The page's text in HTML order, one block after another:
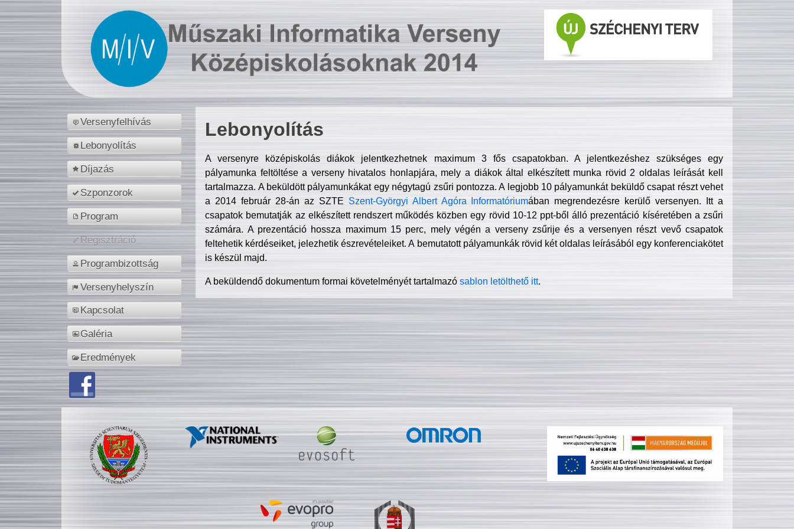
Versenyfelhívás
Lebonyolítás
Díjazás
Szponzorok
Program
Regisztráció
Programbizottság
Versenyhelyszín
Kapcsolat
Galéria
Eredmények
Lebonyolítás
A versenyre középiskolás diákok jelentkezhetnek maximum 3 fős csapatokban. A jelentkezéshez szükséges egy
pályamunka feltöltése a verseny hivatalos honlapjára, mely a diákok által elkészített munka rövid 2 oldalas leírását kell
tartalmazza. A beküldött pályamunkákat egy négytagú zsűri pontozza. A legjobb 10 pályamunkát beküldő csapat részt vehet
a 2014 február 28-án az SZTE Szent-Györgyi Albert Agóra Informatóriumában megrendezésre kerülő versenyen. Itt a
csapatok bemutatják az elkészített rendszert működés közben egy rövid 10-12 ppt-ből álló prezentáció kíséretében a zsűri
számára. A prezentáció hossza maximum 15 perc, mely végén a verseny zsűrije és a versenyen részt vevő csapatok
feltehetik kérdéseiket, jelezhetik észrevételeiket. A bemutatott pályamunkák rövid két oldalas leírásából egy konferenciakötet
is készül majd.
A beküldendő dokumentum formai követelményét tartalmazósablon letölthető itt.